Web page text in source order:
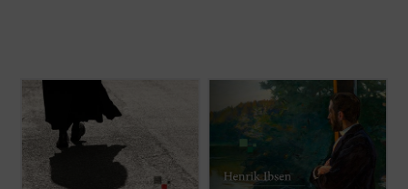
El conjunto de los relatos del padre Brown,
escritos a lo largo de más de veinte años,
constituye quizá la obra más popular de
Chesterton. El simpático cura-detective
que los protagoniza resuelve en ellos,
armado únicamente con su ...
Considerado junto a Peer Gynt
el texto
teatral más importante e intenso de Ibsen,
narra la historia del pastor protestante
Brand y su intento trágico de vivir según
una supuesta perfección moral y, con ello,
(ver ficha)